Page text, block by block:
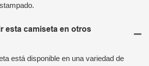
esta camiseta en otros
está disponible en una variedad de